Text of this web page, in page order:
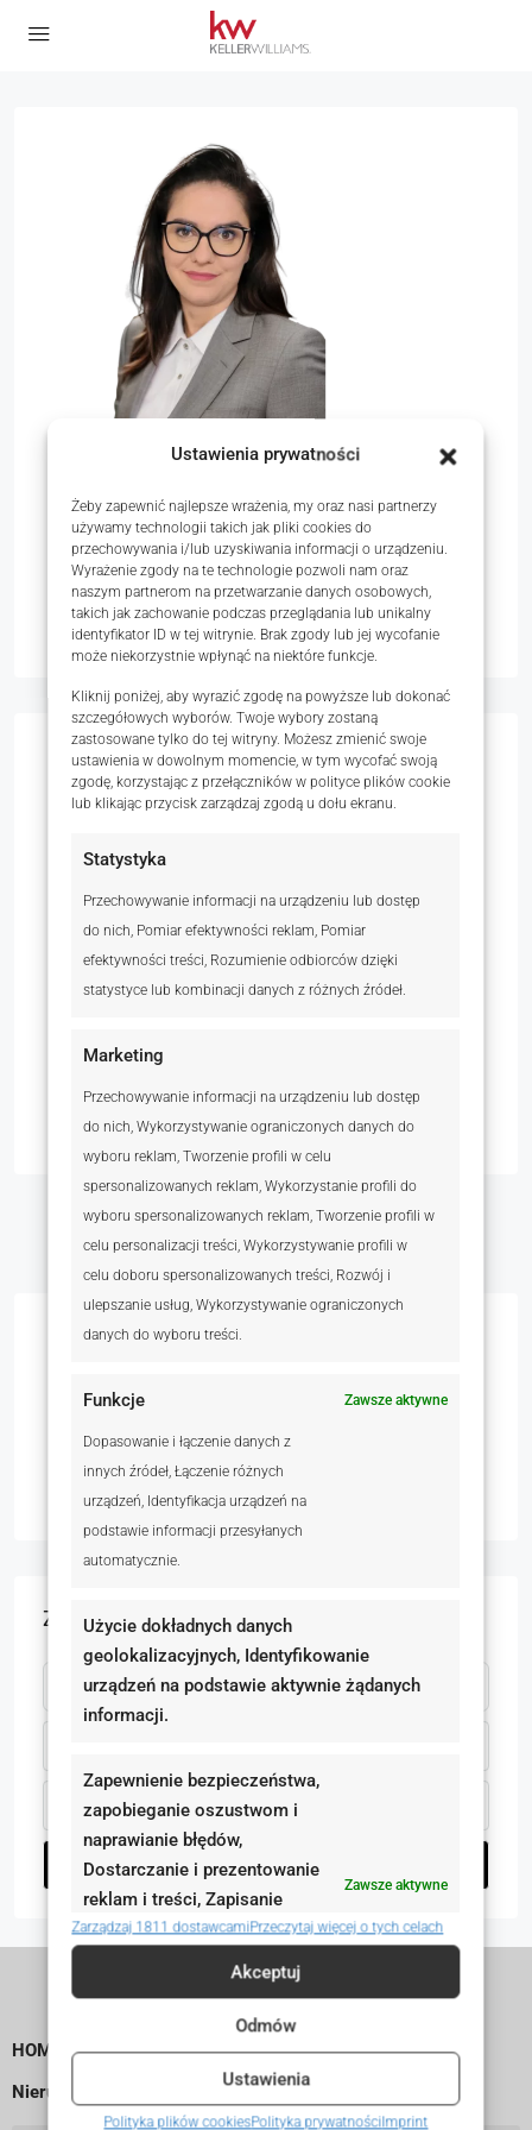
Ustawienia prywatności
Żeby zapewnić najlepsze wrażenia, my oraz nasi partnerzy
używamy technologii takich jak pliki cookies do
przechowywania i/lub uzyskiwania informacji o urządzeniu.
Wyrażenie zgody na te technologie pozwoli nam oraz
naszym partnerom na przetwarzanie danych osobowych,
takich jak zachowanie podczas przeglądania lub unikalny
identyfikator ID w tej witrynie. Brak zgody lub jej wycofanie
może niekorzystnie wpłynąć na niektóre funkcje.
Kliknij poniżej, aby wyrazić zgodę na powyższe lub dokonać
szczegółowych wyborów. Twoje wybory zostaną
zastosowane tylko do tej witryny. Możesz zmienić swoje
ustawienia w dowolnym momencie, w tym wycofać swoją
zgodę, korzystając z przełączników w polityce plików cookie
lub klikając przycisk zarządzaj zgodą u dołu ekranu.
Statystyka
Przechowywanie informacji na urządzeniu lub dostęp
do nich, Pomiar efektywności reklam, Pomiar
efektywności treści, Rozumienie odbiorców dzięki
statystyce lub kombinacji danych z różnych źródeł.
Marketing
Przechowywanie informacji na urządzeniu lub dostęp
do nich, Wykorzystywanie ograniczonych danych do
wyboru reklam, Tworzenie profili w celu
spersonalizowanych reklam, Wykorzystanie profili do
wyboru spersonalizowanych reklam, Tworzenie profili w
celu personalizacji treści, Wykorzystywanie profili w
celu doboru spersonalizowanych treści, Rozwój i
ulepszanie usług, Wykorzystywanie ograniczonych
danych do wyboru treści.
Funkcje Zawsze aktywne
Dopasowanie i łączenie danych z
innych źródeł, Łączenie różnych
urządzeń, Identyfikacja urządzeń na
podstawie informacji przesyłanych
automatycznie.
Użycie dokładnych danych
geolokalizacyjnych, Identyfikowanie
urządzeń na podstawie aktywnie żądanych
informacji.
Zapewnienie bezpieczeństwa,
zapobieganie oszustwom i
naprawianie błędów,
Dostarczanie i prezentowanie
reklam i treści, Zapisanie
decyzji dotyczących
Zawsze aktywne
Zarządzaj 1811 dostawcamiPrzeczytaj więcej o tych celach
Akceptuj
Odmów
Ustawienia
Polityka plików cookiesPolityka prywatnościImprint
Market Center Directorw KW PARTNERS
Send Email Call
About Magdalena Mytko
„Łączę w pary domy i ludzi”.
Każdy Klient to dla mnie nowa, wyjątkowa
historia. Dlatego w swojej pracy wszystkie działania
dopasowuję indywidualnie do Twoich potrzeb. Łączę
elastyczność działania z zaangażowaniem i
profesjonalną wiedzą.
wszystkich czynnościach związanych ze sprzedażą.
oszczędzają swój czas i pieniądze.
Kontakt
Telefon komórkowy +48 537 882 997
magdalena.mytko@kwpoland.com
Znajdź Agenta
Wszystkie miasta
Wyszukaj Agenta
HOME
Nieruchomości